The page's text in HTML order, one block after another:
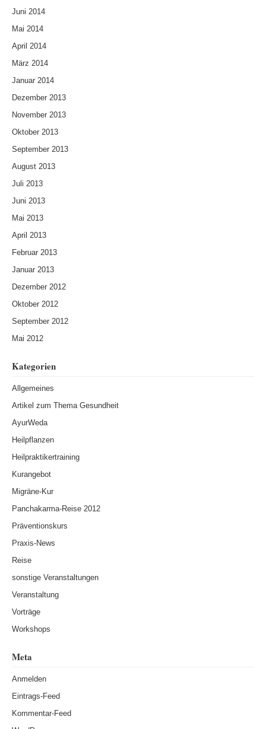
Juni 2014
Mai 2014
April 2014
März 2014
Januar 2014
Dezember 2013
November 2013
Oktober 2013
September 2013
August 2013
Juli 2013
Juni 2013
Mai 2013
April 2013
Februar 2013
Januar 2013
Dezember 2012
Oktober 2012
September 2012
Mai 2012
Kategorien
Allgemeines
Artikel zum Thema Gesundheit
AyurWeda
Heilpflanzen
Heilpraktikertraining
Kurangebot
Migräne-Kur
Panchakarma-Reise 2012
Präventionskurs
Praxis-News
Reise
sonstige Veranstaltungen
Veranstaltung
Vorträge
Workshops
Meta
Anmelden
Eintrags-Feed
Kommentar-Feed